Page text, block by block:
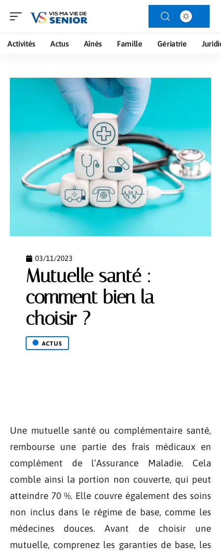
Activités Actus Aînés Famille Gériatrie
03/11/2023
Mutuelle santé :
comment bien la
choisir ?
ACTUS
Une mutuelle santé ou complémentaire santé,
rembourse une partie des frais médicaux en
complément de l’Assurance Maladie. Cela
comble ainsi la portion non couverte, qui peut
atteindre 70 %. Elle couvre également des soins
non inclus dans le régime de base, comme les
médecines douces. Avant de choisir une
mutuelle, comprenez les garanties de base, les